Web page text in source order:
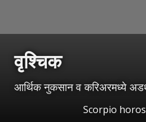
वृश्चिक
आर्थिक नुकसान व करिअरमध्ये
Scorpio